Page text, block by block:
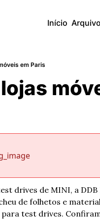
Início Arquivo
em Paris
drives de MINI, a
de folhetos e
test drives.